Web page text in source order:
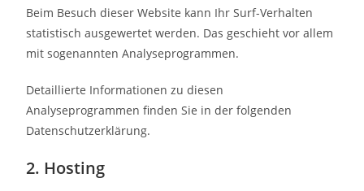
Beim Besuch dieser Website kann Ihr Surf-Verhalten
statistisch ausgewertet werden. Das geschieht vor allem
mit sogenannten Analyseprogrammen.
Detaillierte Informationen zu diesen
Analyseprogrammen finden Sie in der folgenden
Datenschutzerklärung.
2. Hosting